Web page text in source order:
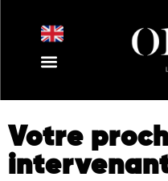
Votre